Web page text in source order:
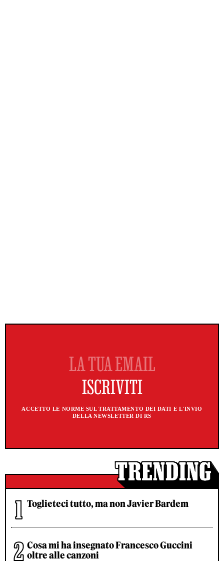
ACCETTO LE NORME SUL TRATTAMENTO DEI DATI E L'INVIO
DELLA NEWSLETTER DI RS
Toglieteci tutto, ma non Javier Bardem
Cosa mi ha insegnato Francesco Guccini
oltre alle canzoni